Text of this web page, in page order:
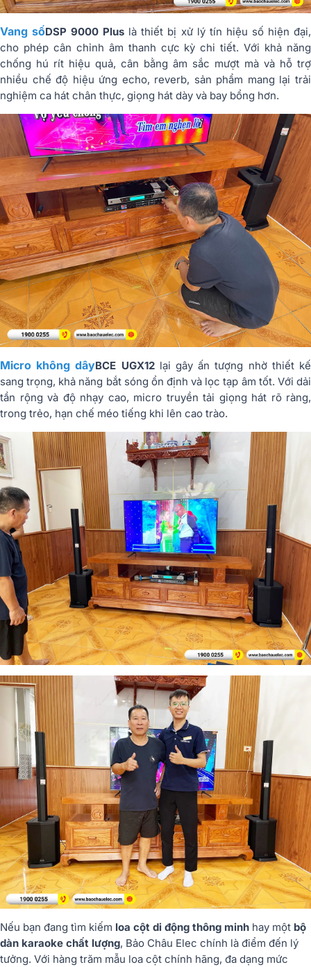
Vang sốDSP 9000 Plus là thiết bị xử lý tín hiệu số hiện đại,
cho phép cân chỉnh âm thanh cực kỳ chi tiết. Với khả năng
chống hú rít hiệu quả, cân bằng âm sắc mượt mà và hỗ trợ
nhiều chế độ hiệu ứng echo, reverb, sản phẩm mang lại trải
nghiệm ca hát chân thực, giọng hát dày và bay bổng hơn.
Micro không dâyBCE UGX12lại gây ấn tượng nhờ thiết kế
sang trọng, khả năng bắt sóng ổn định và lọc tạp âm tốt. Với dải
tần rộng và độ nhạy cao, micro truyền tải giọng hát rõ ràng,
trong trẻo, hạn chế méo tiếng khi lên cao trào.
Nếu bạn đang tìm kiếm loa cột di động thông minh hay một bộ
dàn karaoke chất lượng, Bảo Châu Elec chính là điểm đến lý
tưởng. Với hàng trăm mẫu loa cột chính hãng, đa dạng mức